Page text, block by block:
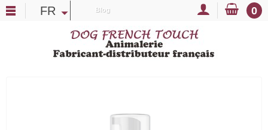
FR Blog 0